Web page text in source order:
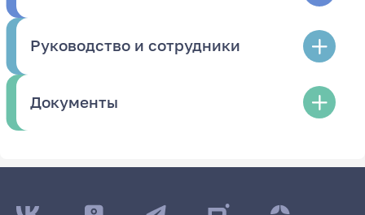
Руководство и сотрудники
Документы